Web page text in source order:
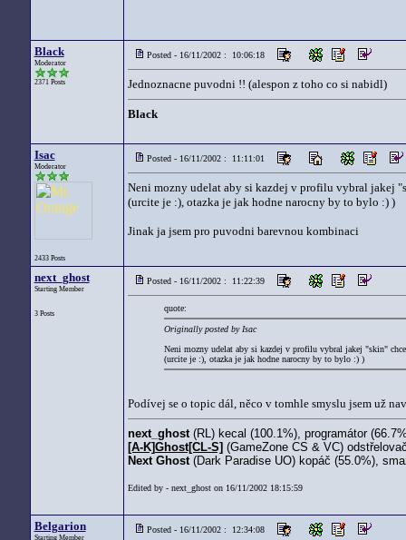
Black
Moderator
2371 Posts
Posted - 16/11/2002 : 10:06:18
Jednoznacne puvodni !! (alespon z toho co si nabidl)
Black
Isac
Moderator
2433 Posts
Posted - 16/11/2002 : 11:11:01
Neni mozny udelat aby si kazdej v profilu vybral jakej
(urcite je :), otazka je jak hodne narocny by to bylo :) )
Jinak ja jsem pro puvodni barevnou kombinaci
next_ghost
Starting Member
3 Posts
Posted - 16/11/2002 : 11:22:39
quote:
Originally posted by Isac
Neni mozny udelat aby si kazdej v profilu vybral jakej "skin"
(urcite je :), otazka je jak hodne narocny by to bylo :) )
Podívej se o topic dál, něco v tomhle smyslu jsem už
next_ghost(RL) kecal (100.1%), programátor
[A-K]Ghost[CL-S] (GameZone CS & VC)
Next Ghost(Dark Paradise UO) kopáč (55.0%),
Edited by - next_ghost on 16/11/2002 18:15:59
Belgarion
Starting Member
Posted - 16/11/2002 : 12:34:08